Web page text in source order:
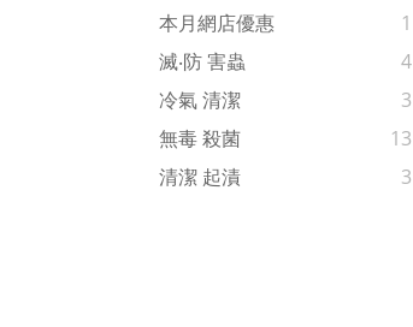
本月網店優惠
1
滅‧防 害蟲
4
冷氣 清潔
3
無毒 殺菌
13
清潔 起漬
3